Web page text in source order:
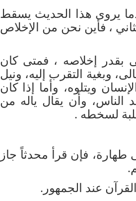
يروى هذا الحديث يسقط
، فأين نحن من الإخلاص
بقدر إخلاصه ، فمتى كان
وبغية التقرب إليه، ونيل
ويتلوه، وأما إذا كان
الناس، وأن يقال ياله من
لسخطه .
فإن قرأ محدثاً جاز
عند الجمهور.